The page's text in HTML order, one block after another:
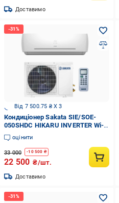
Доставимо
Від 7 500.75 ₴ X 3
Кондиціонер Sakata SIE/SOE-
050SHDC HIKARU INVERTER Wi-fi
Ready
оцінити
33 000 -10 500 ₴
22 500 ₴/шт.
Доставимо